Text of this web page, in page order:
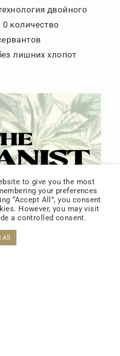
двойного
количество
лишних хлопот
to give you the most
your preferences
“Accept All”, you consent
However, you may visit
a controlled consent.